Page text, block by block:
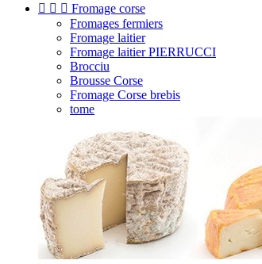
   Fromage corse
Fromages fermiers
Fromage laitier
Fromage laitier PIERRUCCI
Brocciu
Brousse Corse
Fromage Corse brebis
tome